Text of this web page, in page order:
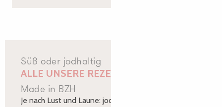
Süß oder jodhaltig
ALLE UNSERE REZEPTE
Made in BZH
Je nach Lust und Laune: jodig, süß oder beides für die